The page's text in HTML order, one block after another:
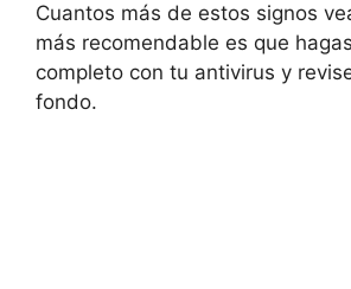
Cuantos más de estos signos
más recomendable es que
completo con tu antivirus y
fondo.